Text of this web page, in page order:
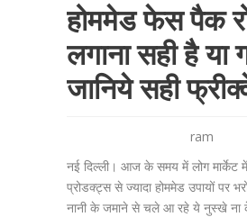
होममेड फेस पैक
लगाना सही है या
जानिये सही
ram
नई दिल्ली। आज के समय में लोग मार्केट
प्रोडक्ट्स से ज्यादा होममेड उपायों पर
नानी के जमाने से चले आ रहे ये नुस्खे